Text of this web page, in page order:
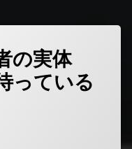
の実体
っている